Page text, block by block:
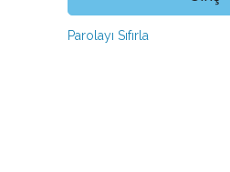
Parolayı Sıfırla